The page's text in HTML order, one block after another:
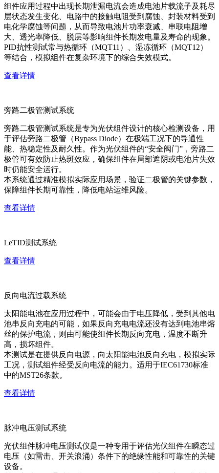
组件应用过程中出现长期泄漏电流会造成电池片载流子及耗尽
层状态发生变化、电路中的接触电阻受到腐蚀、封装材料受到
电化学腐蚀等问题，从而导致电池片功率衰减、串联电阻增
大、透光率降低、脱层等影响组件长期发电量及寿命的现象。
PID抗性测试常与热循环（MQT11）、湿冻循环（MQT12）
等结合，模拟组件在复杂环境下的综合失效模式。
查看详情
旁路二极管测试系统
旁路二极管测试系统是专为光伏组件设计的核心检测设备，用
于评估旁路二极管（Bypass Diode）在极端工况下的导通性
能、热稳定性及耐久性。作为光伏组件的“安全阀门”，旁路二
极管可有效防止热斑效应，确保组件在局部遮阴或电池片失效
时仍能安全运行。
本系统通过精准模拟实际应用场景，验证二极管的关键参数，
保障组件长期可靠性，降低电站运维风险。
查看详情
LeTID测试系统
查看详情
反向电流过载系统
太阳能电池在应用过程中，可能会由于电压降低，受到其他电
池串反向充电的可能，如果反向充电电流还没有达到电池串熔
丝的保护电流，则由可能使组件长期反向充电，温度不断升
高，损坏组件。
本测试是在提供反向电源，向太阳能电池反向充电，模拟实际
工况，测试组件经受反向电流的能力。适用于IEC61730标准
中的MST26条款。
查看详情
脉冲电压测试系统
光伏组件脉冲电压测试仪是一种专用于评估光伏组件在瞬态过
电压（如雷击、开关浪涌）条件下的绝缘性能和可靠性的关键
设备。